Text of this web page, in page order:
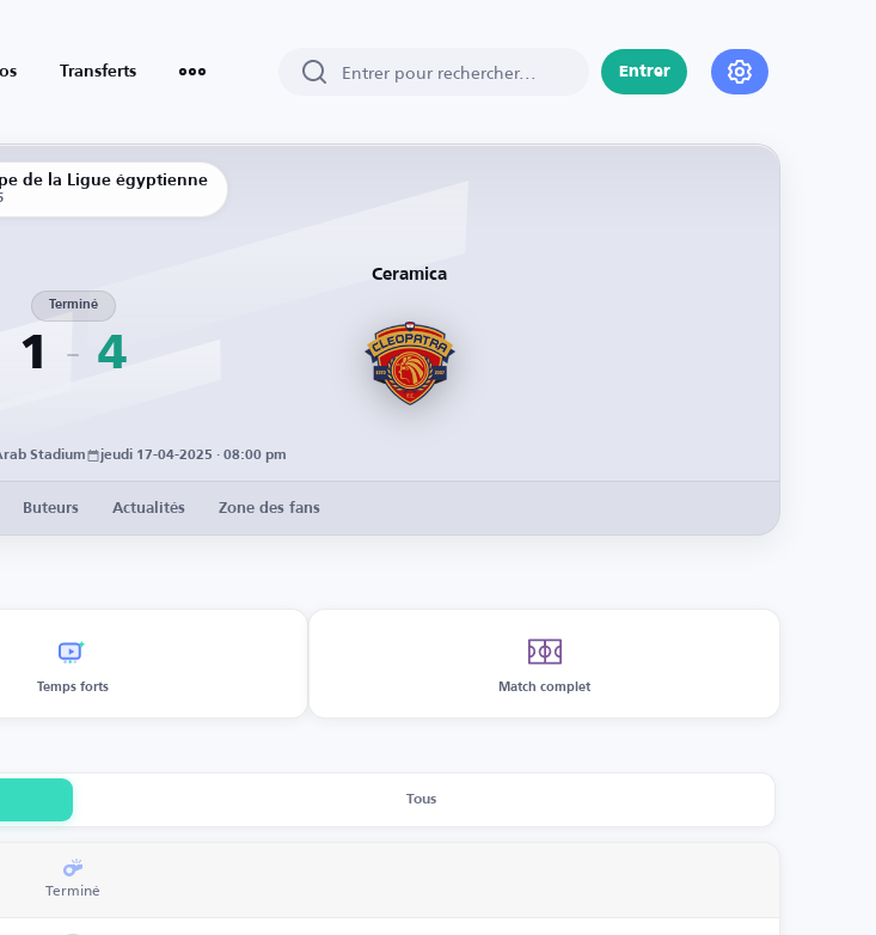
Transferts Entrer
de la Ligue égyptienne
1
Terminé
4
Ceramica
Stadium jeudi 17-04-2025 · 08:00 pm
Buteurs Actualités Zone des fans
Temps forts Match complet
Tous
Terminé